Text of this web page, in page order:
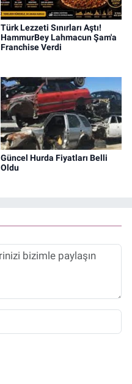
Türk Lezzeti Sınırları Aştı!
HammurBey Lahmacun Şam'a
Franchise Verdi
Güncel Hurda Fiyatları Belli
Oldu